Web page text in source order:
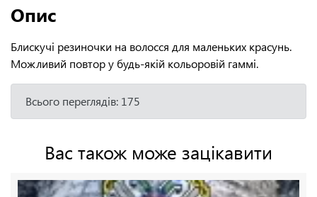
Опис
Блискучі резиночки на волосся для маленьких красунь.
Можливий повтор у будь-якій кольоровій гаммі.
Всього переглядів: 175
Вас також може зацікавити